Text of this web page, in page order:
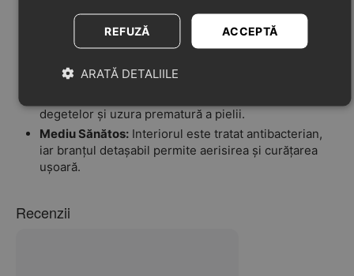
Dezvoltare Naturală (Zero Drop):Talpa plată și
flexibilă este concepută pentru a respecta anatomia
Protecție Durabilă:Vârful este protejat de o calotă
degetelor și uzura prematură a pielii.
Mediu Sănătos: Interiorul este tratat antibacterian,
iar branțul detașabil permite aerisirea și curățarea
ușoară.
Recenzii
ACCEPTĂ
REFUZĂ
ARATĂ DETALIILE